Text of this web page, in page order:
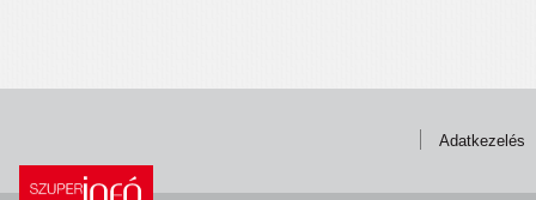
Adatkezelés